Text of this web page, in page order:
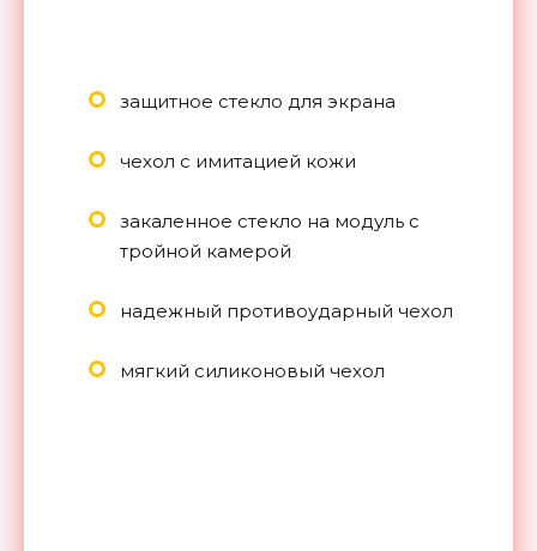
защитное стекло для экрана
чехол с имитацией кожи
закаленное стекло на модуль с
тройной камерой
надежный противоударный чехол
мягкий силиконовый чехол